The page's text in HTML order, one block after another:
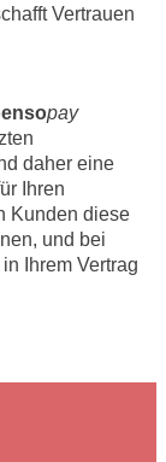
Vertrauen
pay
daher eine
Ihren
Kunden diese
und bei
Ihrem Vertrag